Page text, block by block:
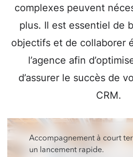
complexes peuvent
plus. Il est essentiel de
objectifs et de collaborer
l’agence afin
d’assurer le succès de
CRM.
Accompagnement à court
un lancement rapide.